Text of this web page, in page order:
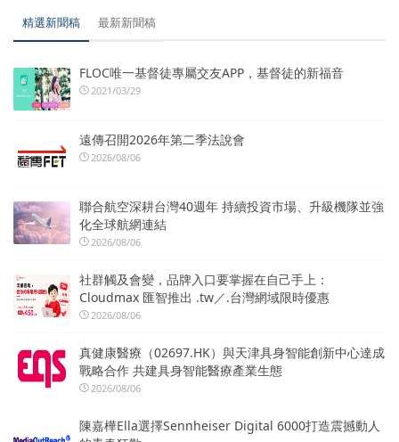
精選新聞稿 最新新聞稿
FLOC唯一基督徒專屬交友APP，基督徒的新福音
2021/03/29
遠傳召開2026年第二季法說會
2026/08/06
聯合航空深耕台灣40週年 持續投資市場、升級機隊並強
化全球航網連結
2026/08/06
社群觸及會變，品牌入口要掌握在自己手上：
Cloudmax 匯智推出 .tw／.台灣網域限時優惠
2026/08/06
真健康醫療（02697.HK）與天津具身智能創新中心達成
戰略合作 共建具身智能醫療產業生態
2026/08/06
陳嘉樺Ella選擇Sennheiser Digital 6000打造震撼動人